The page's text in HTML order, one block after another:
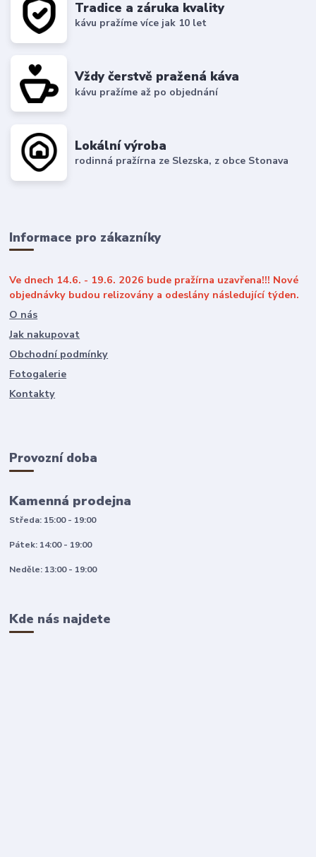
Tradice a záruka kvality
kávu pražíme více jak 10 let
Vždy čerstvě pražená káva
kávu pražíme až po objednání
Lokální výroba
rodinná pražírna ze Slezska, z obce Stonava
Informace pro zákazníky
Ve dnech 14.6. - 19.6. 2026 bude pražírna uzavřena!!! Nové
objednávky budou relizovány a odeslány následující týden.
O nás
Jak nakupovat
Obchodní podmínky
Fotogalerie
Kontakty
Provozní doba
Kamenná prodejna
Středa: 15:00 - 19:00
Pátek: 14:00 - 19:00
Neděle: 13:00 - 19:00
Kde nás najdete